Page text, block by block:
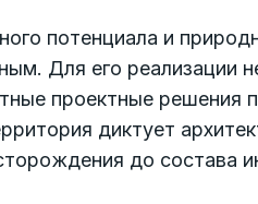
потенциала и
Для его реализации
проектные решения
диктует
до состава